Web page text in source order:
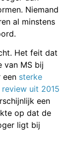
Niemand
al minstens
Het feit dat
van MS bij
een sterke
review uit 2015
een
op dat de
ligt bij